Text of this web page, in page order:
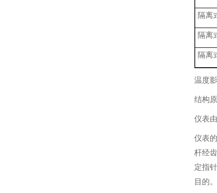
隔离
隔离
隔离
温度
结构
仪表
仪表
杆经
定指
目的。